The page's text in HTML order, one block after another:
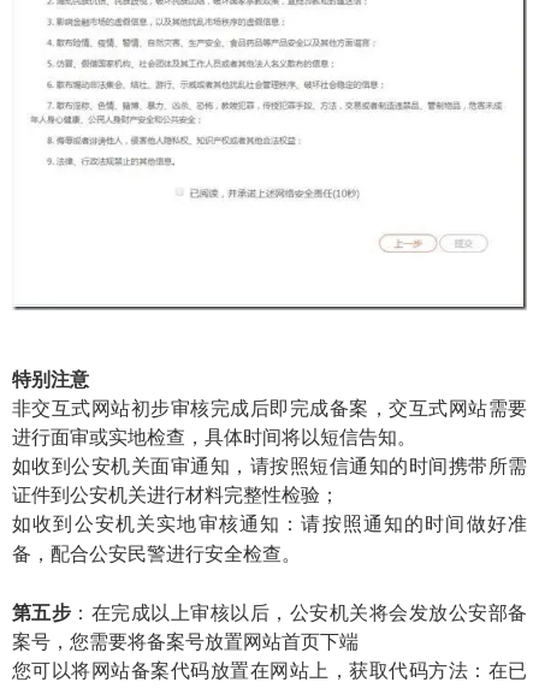
特别注意
非交互式网站初步审核完成后即完成备案，交互式网站需要
进行面审或实地检查，具体时间将以短信告知。
如收到公安机关面审通知，请按照短信通知的时间携带所需
证件到公安机关进行材料完整性检验；
如收到公安机关实地审核通知：请按照通知的时间做好准
备，配合公安民警进行安全检查。
第五步 ：在完成以上审核以后，公安机关将会发放公安部备
案号，您需要将备案号放置网站首页下端
您可以将网站备案代码放置在网站上，获取代码方法：在已